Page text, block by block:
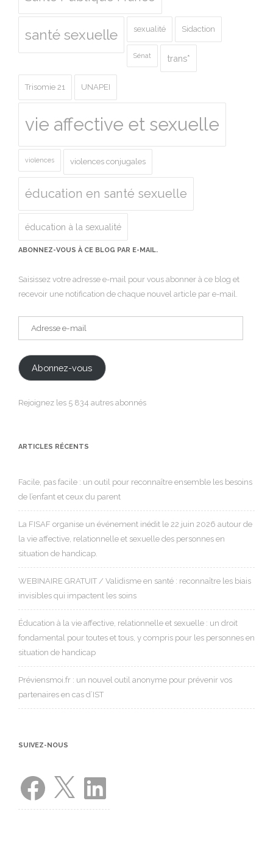
santé sexuelle sexualité Sidaction
Sénat trans*
Trisomie 21 UNAPEI
vie affective et sexuelle
violences violences conjugales
éducation en santé sexuelle
éducation à la sexualité
ABONNEZ-VOUS À CE BLOG PAR E-MAIL.
Saisissez votre adresse e-mail pour vous abonner à ce blog et
recevoir une notification de chaque nouvel article par e-mail.
Adresse
e-
Abonnez-vous
Rejoignez les 5 834 autres abonnés
ARTICLES RÉCENTS
Facile, pas facile : un outil pour reconnaître ensemble les besoins
de l’enfant et ceux du parent
La FISAF organise un événement inédit le 22 juin 2026 autour de
la vie affective, relationnelle et sexuelle des personnes en
situation de handicap.
WEBINAIRE GRATUIT / Validisme en santé : reconnaître les biais
invisibles qui impactent les soins
Éducation à la vie affective, relationnelle et sexuelle : un droit
fondamental pour toutes et tous, y compris pour les personnes en
situation de handicap
Préviensmoi.fr : un nouvel outil anonyme pour prévenir vos
partenaires en cas d’IST
SUIVEZ-NOUS
Facebook LinkedIn